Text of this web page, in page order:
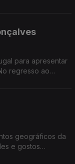
para apresentar
regresso ao
geográficos da
e gostos